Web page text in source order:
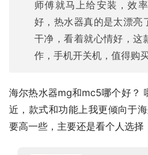
师傅就马上给安装，效
好，热水器真的是太漂亮
干净，看着就心情好，这
作，手机开关机，值得购
海尔热水器mg和mc5哪个好？
近，款式和功能上我更倾向于
要高一些，主要还是看个人选择